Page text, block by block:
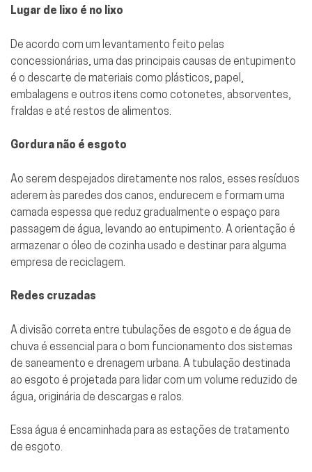
Lugar de lixo é no lixo
De acordo com um levantamento feito pelas
concessionárias, uma das principais causas de entupimento
é o descarte de materiais como plásticos, papel,
embalagens e outros itens como cotonetes, absorventes,
fraldas e até restos de alimentos.
Gordura não é esgoto
Ao serem despejados diretamente nos ralos, esses resíduos
aderem às paredes dos canos, endurecem e formam uma
camada espessa que reduz gradualmente o espaço para
passagem de água, levando ao entupimento. A orientação é
armazenar o óleo de cozinha usado e destinar para alguma
empresa de reciclagem.
Redes cruzadas
A divisão correta entre tubulações de esgoto e de água de
chuva é essencial para o bom funcionamento dos sistemas
de saneamento e drenagem urbana. A tubulação destinada
ao esgoto é projetada para lidar com um volume reduzido de
água, originária de descargas e ralos.
Essa água é encaminhada para as estações de tratamento
de esgoto.